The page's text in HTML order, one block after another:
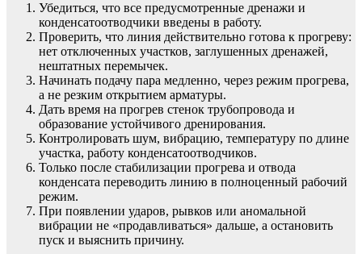
Убедиться, что все предусмотренные дренажи и
конденсатоотводчики введены в работу.
Проверить, что линия действительно готова к прогреву:
нет отключенных участков, заглушенных дренажей,
нештатных перемычек.
Начинать подачу пара медленно, через режим прогрева,
а не резким открытием арматуры.
Дать время на прогрев стенок трубопровода и
образование устойчивого дренирования.
Контролировать шум, вибрацию, температуру по длине
участка, работу конденсатоотводчиков.
Только после стабилизации прогрева и отвода
конденсата переводить линию в полноценный рабочий
режим.
При появлении ударов, рывков или аномальной
вибрации не «продавливаться» дальше, а остановить
пуск и выяснить причину.